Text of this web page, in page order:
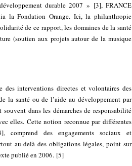
durable 2007 » [3], FRANCE
la Fondation Orange. Ici, la philanthropie
de ce rapport, les domaines de la santé
(soutien aux projets autour de la musique
des interventions directes et volontaires des
la santé ou de l’aide au développement par
dans les démarches de responsabilité
elles. Cette notion reconnue par différentes
], comprend des engagements sociaux et
au-delà des obligations légales, point sur
publié en 2006. [5]